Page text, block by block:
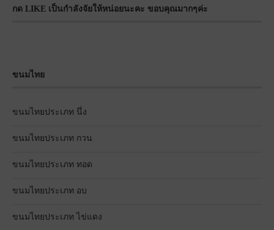
กด LIKE เป็นกำลังจัยให้หน่อยนะคะ ขอบคุณมากๆค่ะ
ขนมไทย
ขนมไทยประเภท นึ่ง
ขนมไทยประเภท กวน
ขนมไทยประเภท ทอด
ขนมไทยประเภท อบ
ขนมไทยประเภท ไข่แดง